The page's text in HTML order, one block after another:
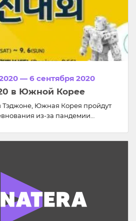
— 6 сентября 2020
в Южной Корее
Тэджоне, Южная Корея пройдут
из-за пандемии